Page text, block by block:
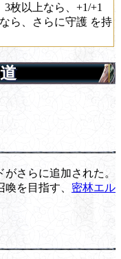
枚以上なら、+1/+1
ら、さらに守護 を持
さらに追加された。
喚を目指す、 密林エル